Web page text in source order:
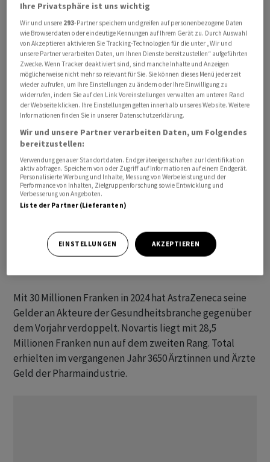
Spitzenreiter war AstraZeneca mit 30 Millionen Franken.
Das geht aus der Selbstdeklaration von über 60
Pharmafirmen hervor.
Die Industrie weist ihre Zahlungen seit 2015 aufgrund
ihres Pharma-Kooperations-Kodex aus. Seinerzeit lagen
diese Zuwendungen an Fachpersonen und
Gesundheitsorganisationen noch bei 141 Millionen
Franken.
Das Recherche-Netzwerk des Verlags Ringier Axel
am Donnerstag. An der Datenauswertung beteiligten
sich die Publikationen «Beobachter»,
Mit 30 Millionen Franken in 2024 hat AstraZeneca seine
Gelder an Akteure der Gesundheitsbranche gegenüber
dem Vorjahr verdoppelt. Novartis liegt mit 28,5
Millionen Franken nun auf dem zweiten Rang. Total
erhielten im vergangenen Jahr 3650 Ärztinnen und Ärzte
Geld der Pharmaindustrie.
Ihre Privatsphäre ist uns wichtig
Wir und unsere 293-Partner speichern und greifen auf personenbezogene Daten
wie Browserdaten oder eindeutige Kennungen auf Ihrem Gerät zu. Durch Auswahl
von Akzeptieren aktivieren Sie Tracking-Technologien für die unter „Wir und
unsere Partner verarbeiten Daten, um Ihnen Dienste bereitzustellen“ aufgeführten
Zwecke. Wenn Tracker deaktiviert sind, sind manche Inhalte und Anzeigen
möglicherweise nicht mehr so relevant für Sie. Sie können dieses Menü jederzeit
wieder aufrufen, um Ihre Einstellungen zu ändern oder Ihre Einwilligung zu
widerrufen, indem Sie auf den Link Voreinstellungen verwalten am unteren Rand
der Webseite klicken. Ihre Einstellungen gelten innerhalb unseres Website. Weitere
Informationen finden Sie in unserer Datenschutzerklärung.
Wir und unsere Partner verarbeiten Daten, um Folgendes
bereitzustellen:
Verwendung genauer Standortdaten. Endgeräteeigenschaften zur Identifikation
aktiv abfragen. Speichern von oder Zugriff auf Informationen auf einem Endgerät.
Personalisierte Werbung und Inhalte, Messung von Werbeleistung und der
Performance von Inhalten, Zielgruppenforschung sowie Entwicklung und
Verbesserung von Angeboten.
Liste der Partner (Lieferanten)
EINSTELLUNGEN AKZEPTIEREN